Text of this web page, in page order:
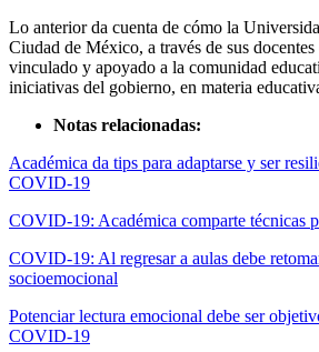
Lo anterior da cuenta de cómo la
Ciudad de México, a través de sus docentes
vinculado y apoyado a la comunidad
iniciativas del gobierno, en materia
Notas relacionadas:
Académica da tips para adaptarse y ser
COVID-19
COVID-19: Académica comparte técnicas
COVID-19: Al regresar a aulas debe
socioemocional
Potenciar lectura emocional debe ser
COVID-19